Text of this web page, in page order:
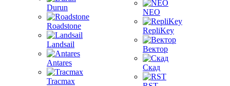
Durun
Roadstone
Landsail
Antares
Tracmax
NEO
RepliKey
Вектор
Скад